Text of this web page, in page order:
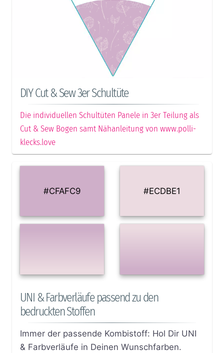
DIY Cut & Sew 3er Schultüte
Die individuellen Schultüten Panele in 3er Teilung als
Cut & Sew Bogen samt Nähanleitung von www.polli-
klecks.love
#CFAFC9 #ECDBE1
UNI & Farbverläufe passend zu den
bedruckten Stoffen
Immer der passende Kombistoff: Hol Dir UNI
& Farbverläufe in Deinen Wunschfarben.